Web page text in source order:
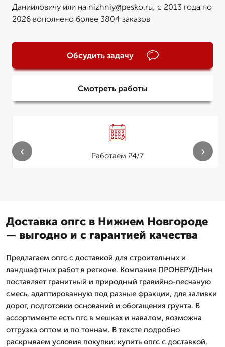
Данииловичу или на nizhniy@pesko.ru; с 2013 года по
2026 вополнено более 3804 заказов
Обсудить задачу
Смотреть работы
Работаем 24/7
‹ ›
Доставка опгс в Нижнем Новгороде
— выгодно и с гарантией качества
Предлагаем опгс с доставкой для строительных и
ландшафтных работ в регионе. Компания ПРОНЕРУДНнн
поставляет гранитный и природный гравийно-песчаную
смесь, адаптированную под разные фракции, для заливки
дорог, подготовки оснований и обогащения грунта. В
ассортименте есть пгс в мешках и навалом, возможна
отгрузка оптом и по тоннам. В тексте подробно
раскрываем условия покупки: купить опгс с доставкой,